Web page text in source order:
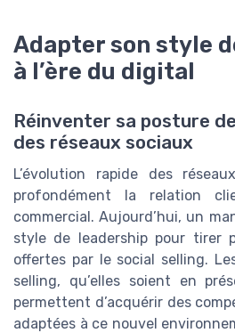
Adapter son style
à l’ère du digital
Réinventer sa posture
des réseaux sociaux
L’évolution rapide des
profondément la relation
commercial. Aujourd’hui, un
style de leadership pour tirer
offertes par le social selling.
selling, qu’elles soient en
permettent d’acquérir des
adaptées à ce nouvel